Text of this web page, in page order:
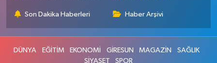
Son Dakika Haberleri Haber Arşivi
DÜNYA EĞİTİM EKONOMİ GİRESUN MAGAZİN
SAĞLIK
SİYASET
SPOR